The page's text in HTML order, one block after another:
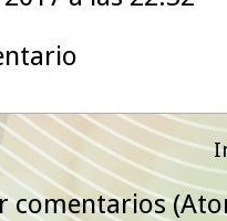
comentarios